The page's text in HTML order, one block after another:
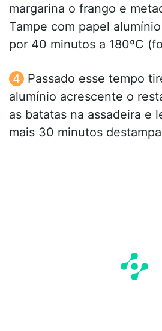
margarina o frango e
Tampe com papel
por 40 minutos a 180ºC
Passado esse tempo
alumínio acrescente o
as batatas na assadeira e
mais 30 minutos